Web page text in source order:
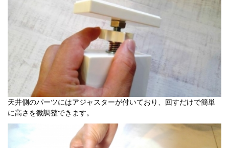
天井側のパーツにはアジャスターが付いており、回すだけで簡単
に高さを微調整できます。